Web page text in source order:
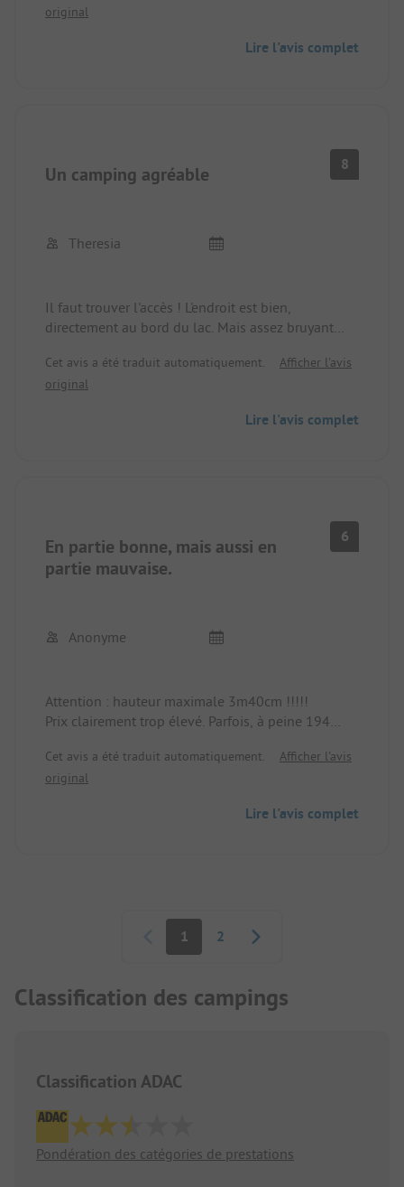
original
Lire l'avis complet
Un camping agréable 8
Theresia
Il faut trouver l'accès ! L'endroit est bien,
directement au bord du lac. Mais assez bruyant
et serviable, les sanitaires sont corrects et propres.
Bon croissant (à commander)
Cet avis a été traduit automatiquement.
Afficher l'avis
original
Lire l'avis complet
En partie bonne, mais aussi en
partie mauvaise.
6
Anonyme
Attention : hauteur maximale 3m40cm !!!!!
Prix clairement trop élevé. Parfois, à peine 194
maximum. Sanitaires Propres et bons. Directement
au bord du lac. Vue imprenable.
Cet avis a été traduit automatiquement.
Afficher l'avis
original
Lire l'avis complet
Pagination
1 2
Classification des campings
Classification ADAC
Pondération des catégories de prestations